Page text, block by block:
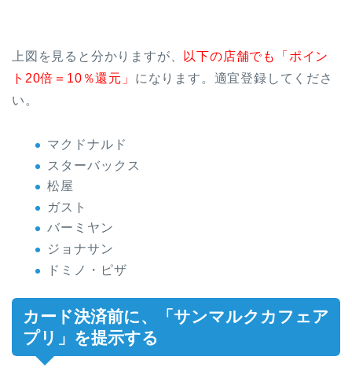
上図を見ると分かりますが、
以下の店舗でも「ポイン
ト20倍＝10％還元」 になります。適宜登録してくださ
い。
マクドナルド
スターバックス
松屋
ガスト
バーミヤン
ジョナサン
ドミノ・ピザ
カード決済前に、「サンマルクカフェア
プリ」を提示する